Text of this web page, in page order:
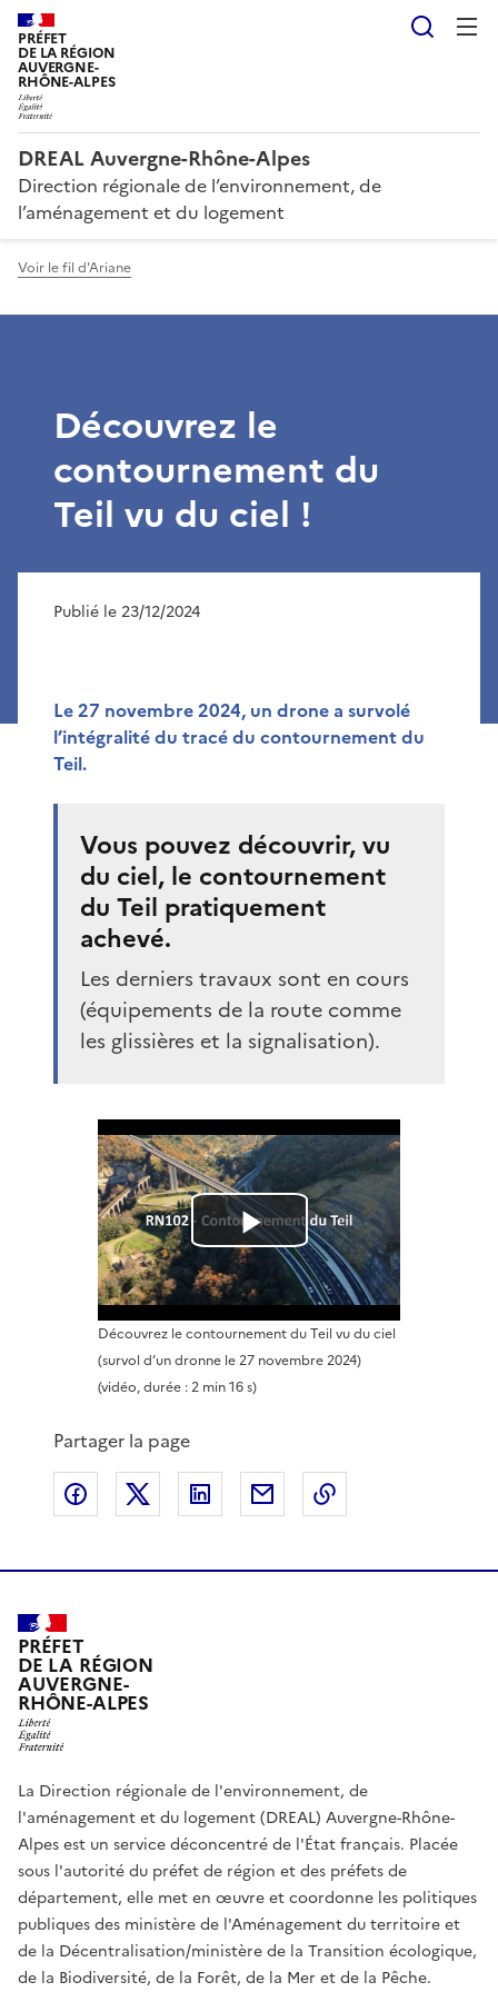
PRÉFET
DE LA RÉGION
AUVERGNE-
RHÔNE-ALPES
DREAL Auvergne-Rhône-Alpes
Direction régionale de l’environnement, de
l’aménagement et du logement
Voir le fil d'Ariane
Découvrez le
contournement du
Teil vu du ciel !
Publié le 23/12/2024
Le 27 novembre 2024, un drone a survolé
l’intégralité du tracé du contournement du
Teil.
Vous pouvez découvrir, vu
du ciel, le contournement
du Teil pratiquement
achevé.
Les derniers travaux sont en cours
(équipements de la route comme
les glissières et la signalisation).
L
i
r
l
a
v
o
Découvrez le contournement du Teil vu du ciel
(survol d’un dronne le 27 novembre 2024)
(vidéo, durée : 2 min 16 s)
Partager la page
Partager sur Facebook
Partager sur XPartager sur LinkedIn
Partager par email
PRÉFET
DE LA RÉGION
AUVERGNE-
RHÔNE-ALPES
La Direction régionale de l'environnement, de
l'aménagement et du logement (DREAL) Auvergne-Rhône-
Alpes est un service déconcentré de l'État français. Placée
sous l'autorité du préfet de région et des préfets de
département, elle met en œuvre et coordonne les politiques
publiques des ministère de l'Aménagement du territoire et
de la Décentralisation/ministère de la Transition écologique,
de la Biodiversité, de la Forêt, de la Mer et de la Pêche.